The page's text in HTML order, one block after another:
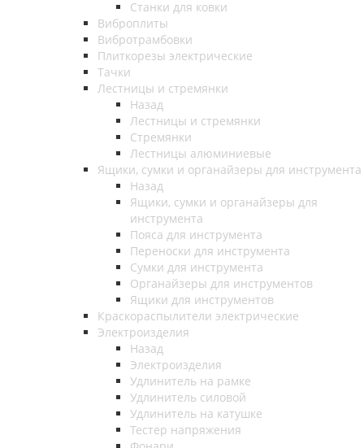
Станки для ковки
Виброплиты
Вибротрамбовки
Плиткорезы электрические
Тачки
Лестницы и стремянки
Назад
Лестницы и стремянки
Стремянки
Лестницы алюминиевые
Ящики, сумки и органайзеры для инструмента
Назад
Ящики, сумки и органайзеры для
инструмента
Пояса для инструмента
Переноски для инструмента
Сумки для инструмента
Органайзеры для инструментов
Ящики для инструментов
Краскораспылители электрические
Электроизделия
Назад
Электроизделия
Удлинитель на рамке
Удлинитель силовой
Удлинитель на катушке
Тестер напряжения